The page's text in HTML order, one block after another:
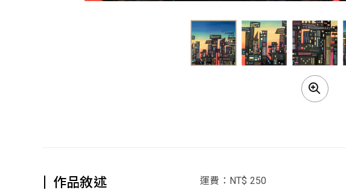
作品敘述 運費：NT$ 250